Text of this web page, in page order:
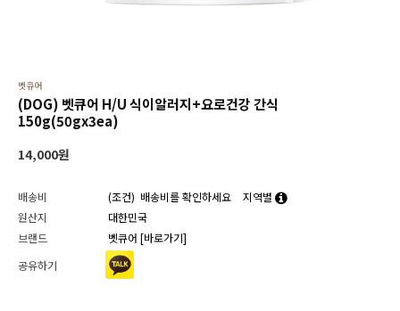
벳큐어
(DOG) 벳큐어 H/U 식이알러지+요로건강 간식
150g(50gx3ea)
14,000원
배송비 (조건) 배송비를 확인하세요
지역별
원산지
대한민국
브랜드
벳큐어 [바로가기]
공유하기